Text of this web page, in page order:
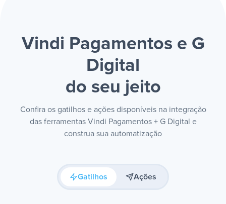
Vindi Pagamentos e G
Digital
do seu jeito
Confira os gatilhos e ações disponíveis na integração
das ferramentas Vindi Pagamentos + G Digital e
construa sua automatização
Gatilhos Ações